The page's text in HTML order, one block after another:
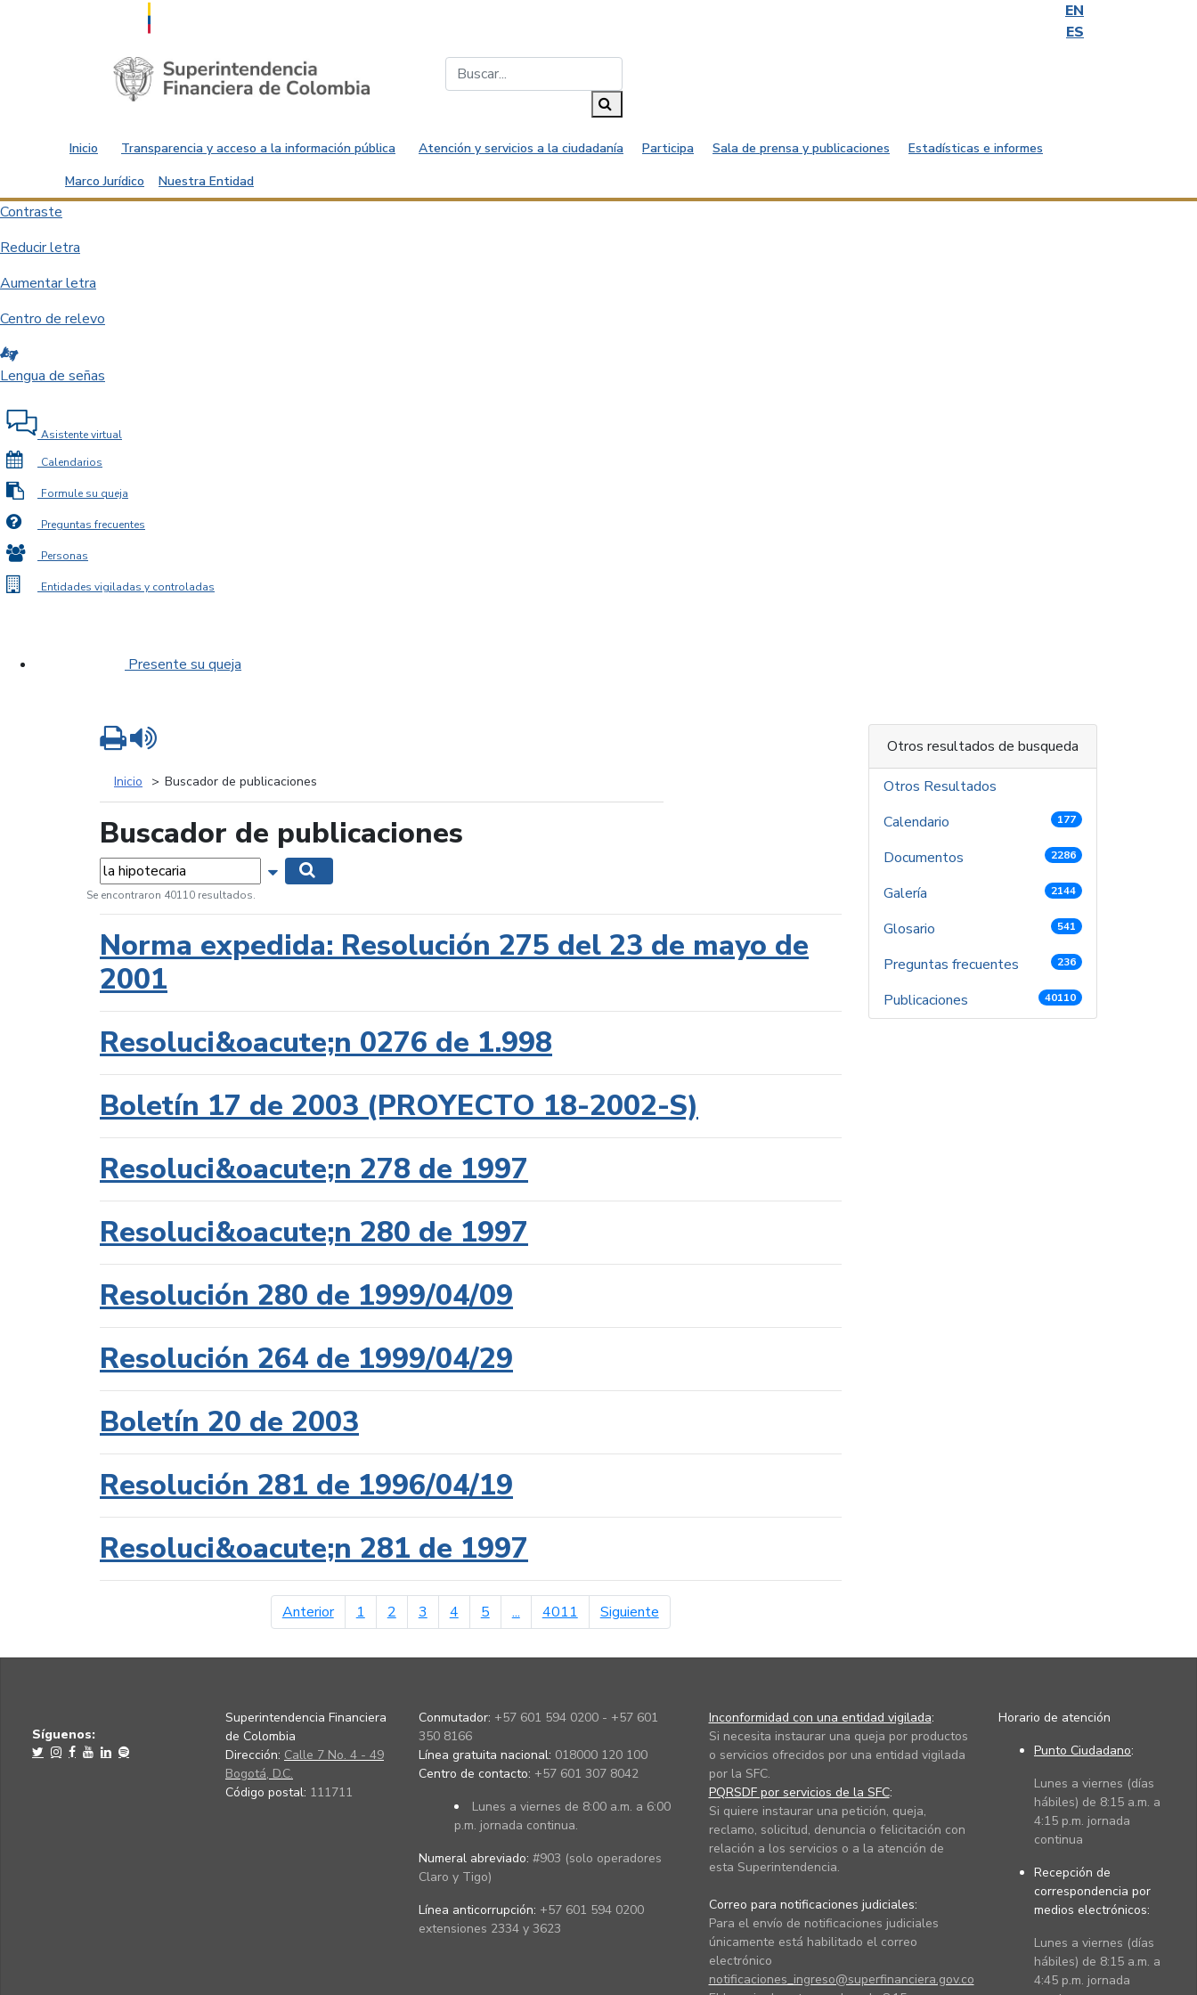
EN
ES
Saltar al contenido principal
Inicio Transparencia y acceso a la información pública Atención y servicios a la ciudadanía Participa Sala de prensa y publicaciones
Estadísticas e informes
Marco Jurídico
Nuestra Entidad
Contraste
Reducir letra
Aumentar letra
Centro de relevo
Lengua de señas
Asistente virtual
Calendarios
Formule su queja
Preguntas frecuentes
Personas
Entidades vigiladas y controladas
Presente su queja
Inicio Buscador de publicaciones
Buscador de publicaciones
Palabras... Mostrar opciones de búsqueda
Se encontraron 40110 resultados.
Norma expedida: Resolución 275 del 23 de mayo de
2001
Resoluci&oacute;n 0276 de 1.998
Boletín 17 de 2003 (PROYECTO 18-2002-S)
Resoluci&oacute;n 278 de 1997
Resoluci&oacute;n 280 de 1997
Resolución 280 de 1999/04/09
Resolución 264 de 1999/04/29
Boletín 20 de 2003
Resolución 281 de 1996/04/19
Resoluci&oacute;n 281 de 1997
Anteriorpágina anterior
1 2 3 4 5 ... 4011 Siguientepágina siguiente
Imprimir
Otros resultados de busqueda
Otros Resultados
Calendario
177
Documentos 2286
Galería 2144
Glosario 541
Preguntas frecuentes 236
Publicaciones 40110
Síguenos:
Superintendencia Financiera
de Colombia
Dirección: Calle 7 No. 4 - 49
Bogotá, D.C.
Código postal: 111711
Conmutador: +57 601 594 0200 - +57 601
350 8166
Línea gratuita nacional: 018000 120 100
Centro de contacto: +57 601 307 8042
Lunes a viernes de 8:00 a.m. a 6:00
p.m. jornada continua.
Numeral abreviado: #903 (solo operadores
Claro y Tigo)
Línea anticorrupción: +57 601 594 0200
extensiones 2334 y 3623
Inconformidad con una entidad vigilada:
Si necesita instaurar una queja por productos
o servicios ofrecidos por una entidad vigilada
por la SFC.
PQRSDF por servicios de la SFC:
Si quiere instaurar una petición, queja,
reclamo, solicitud, denuncia o felicitación con
relación a los servicios o a la atención de
esta Superintendencia.
Correo para notificaciones judiciales:
Para el envío de notificaciones judiciales
únicamente está habilitado el correo
electrónico
notificaciones_ingreso@superfinanciera.gov.co
Horario de atención
Punto Ciudadano:
Lunes a viernes (días
hábiles) de 8:15 a.m. a
4:15 p.m. jornada
continua
Recepción de
correspondencia por
medios electrónicos:
Lunes a viernes (días
hábiles) de 8:15 a.m. a
4:45 p.m. jornada